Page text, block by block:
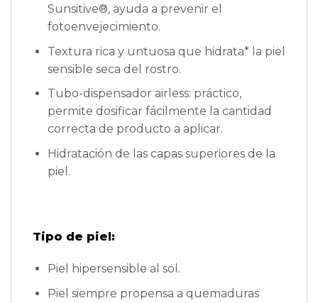
Sunsitive®, ayuda a prevenir el
fotoenvejecimiento.
Textura rica y untuosa que hidrata* la piel
sensible seca del rostro.
Tubo-dispensador airless: práctico,
permite dosificar fácilmente la cantidad
correcta de producto a aplicar.
Hidratación de las capas superiores de la
piel.
Tipo de piel:
Piel hipersensible al sol.
Piel siempre propensa a quemaduras